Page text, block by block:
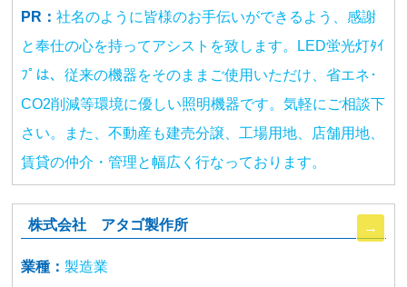
PR： 社名のように皆様のお手伝いができるよう、感謝
と奉仕の心を持ってアシストを致します。LED蛍光灯ﾀｲ
ﾌﾟは、従来の機器をそのままご使用いただけ、省エネ･
CO2削減等環境に優しい照明機器です。気軽にご相談下
さい。また、不動産も建売分譲、工場用地、店舗用地、
賃貸の仲介・管理と幅広く行なっております。
株式会社 アタゴ製作所
業種： 製造業